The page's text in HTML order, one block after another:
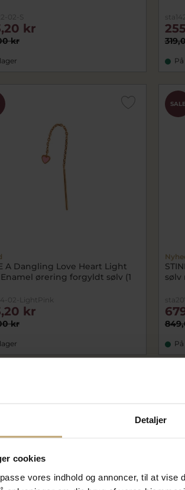
Detaljer
cookies
vores indhold og annoncer, til at vise
02-S
kr
kr
A Dangling Love Heart Light
ørering forgyldt sølv (1
02-LightPink
kr
kr
SALE
sølv